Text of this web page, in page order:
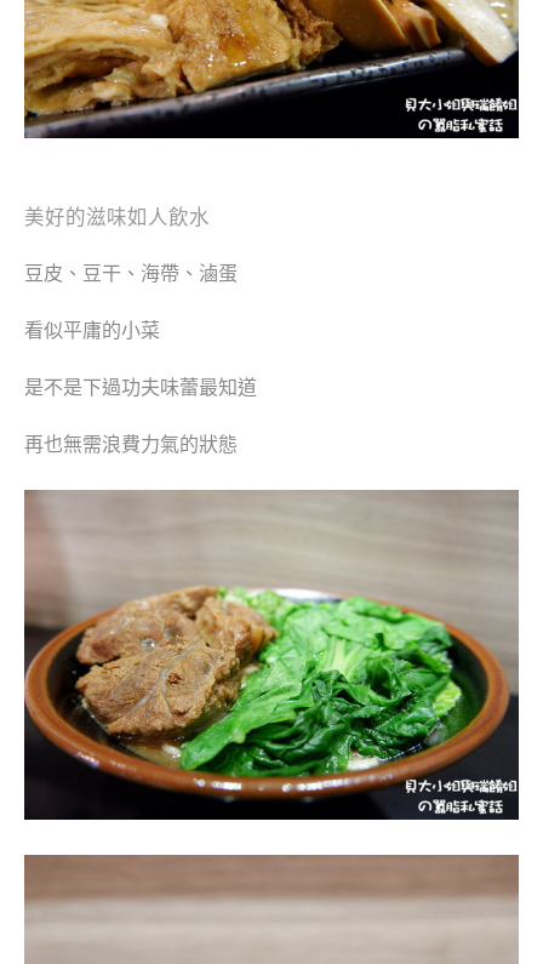
美好的滋味如人飲水
豆皮、豆干、海帶、滷蛋
看似平庸的小菜
是不是下過功夫味蕾最知道
再也無需浪費力氣的狀態